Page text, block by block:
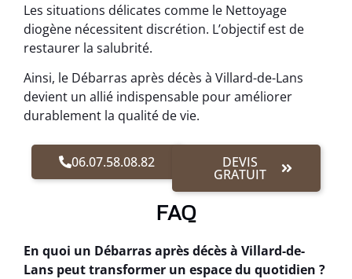
Les situations délicates comme le Nettoyage
diogène nécessitent discrétion. L’objectif est de
restaurer la salubrité.
Ainsi, le Débarras après décès à Villard-de-Lans
devient un allié indispensable pour améliorer
durablement la qualité de vie.
06.07.58.08.82 DEVIS
GRATUIT
FAQ
En quoi un Débarras après décès à Villard-de-
Lans peut transformer un espace du quotidien ?